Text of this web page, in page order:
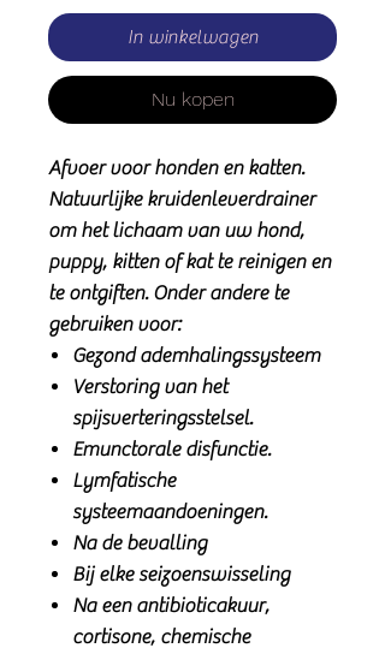
In winkelwagen
Nu kopen
Afvoer voor honden en katten.
Natuurlijke kruidenleverdrainer
om het lichaam van uw hond,
puppy, kitten of kat te reinigen en
te ontgiften. Onder andere te
gebruiken voor:
Gezond ademhalingssysteem
Verstoring van het
spijsverteringsstelsel.
Emunctorale disfunctie.
Lymfatische
systeemaandoeningen.
Na de bevalling
Bij elke seizoenswisseling
Na een antibioticakuur,
cortisone, chemische